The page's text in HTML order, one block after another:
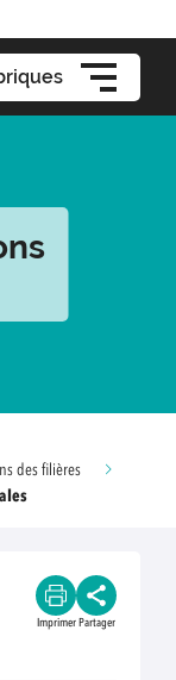
des filières
Imprimer Partager